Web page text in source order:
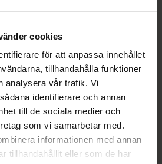
cookies
för att anpassa innehållet
tillhandahålla funktioner
analysera vår trafik. Vi
identifierare och annan
till de sociala medier och
som vi samarbetar med.
informationen med annan
tillhandahållit eller som de har
villkoren
Spara
Dölj
kr/st